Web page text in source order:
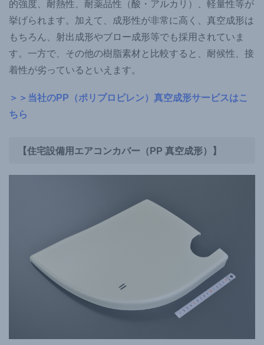
的強度、耐熱性、耐薬品性（酸・アルカリ）、軽量性等が
挙げられます。加えて、成形性が非常に高く、真空成形は
もちろん、射出成形やブロー成形等でも採用されていま
す。一方で、その他の樹脂素材と比較すると、耐候性、接
着性が劣っているといえます。
＞＞当社のPP（ポリプロピレン）真空成形サービスはこ
ちら
【住宅設備用エアコンカバー（PP 真空成形）】